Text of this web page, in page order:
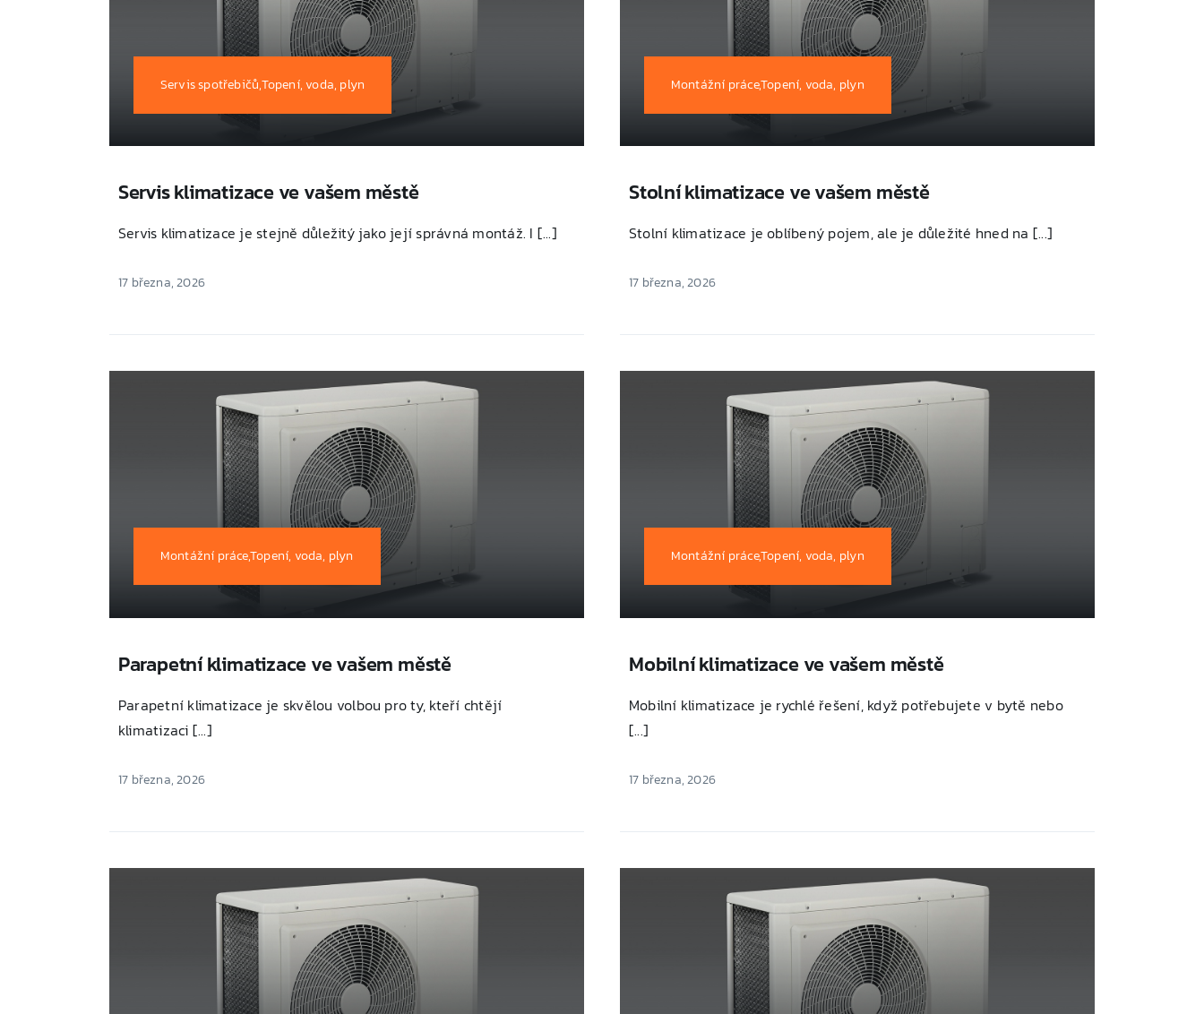
Servis spotřebičů,Topení, voda, plyn
Servis klimatizace ve vašem městě
Servis klimatizace je stejně důležitý jako její správná montáž. I [...]
17 března, 2026
Montážní práce,Topení, voda, plyn
Stolní klimatizace ve vašem městě
Stolní klimatizace je oblíbený pojem, ale je důležité hned na [...]
17 března, 2026
Montážní práce,Topení, voda, plyn
Parapetní klimatizace ve vašem městě
Parapetní klimatizace je skvělou volbou pro ty, kteří chtějí
klimatizaci [...]
17 března, 2026
Montážní práce,Topení, voda, plyn
Mobilní klimatizace ve vašem městě
Mobilní klimatizace je rychlé řešení, když potřebujete v bytě nebo
[...]
17 března, 2026